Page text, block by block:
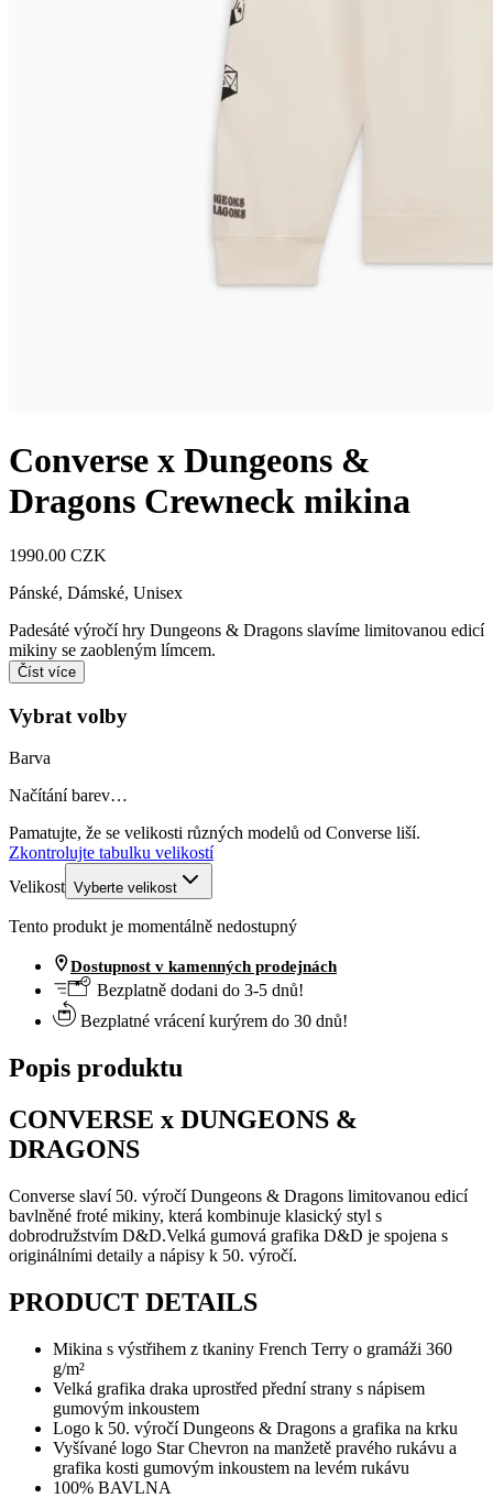
Converse x Dungeons &
Dragons Crewneck mikina
1990.00 CZK
Pánské, Dámské, Unisex
Padesáté výročí hry Dungeons & Dragons slavíme limitovanou edicí
mikiny se zaobleným límcem.
Číst více
Vybrat volby
Barva
Načítání barev…
Pamatujte, že se velikosti různých modelů od Converse liší.
Zkontrolujte tabulku velikostí
Velikost Vyberte velikost
Tento produkt je momentálně nedostupný
Dostupnost v kamenných prodejnách
Bezplatně dodani do 3-5 dnů!
Bezplatné vrácení kurýrem do 30 dnů!
Popis produktu
CONVERSE x DUNGEONS &
DRAGONS
Converse slaví 50. výročí Dungeons & Dragons limitovanou edicí
bavlněné froté mikiny, která kombinuje klasický styl s
dobrodružstvím D&D.Velká gumová grafika D&D je spojena s
originálními detaily a nápisy k 50. výročí.
PRODUCT DETAILS
Mikina s výstřihem z tkaniny French Terry o gramáži 360
g/m²
Velká grafika draka uprostřed přední strany s nápisem
gumovým inkoustem
Logo k 50. výročí Dungeons & Dragons a grafika na krku
Vyšívané logo Star Chevron na manžetě pravého rukávu a
grafika kosti gumovým inkoustem na levém rukávu
100% BAVLNA